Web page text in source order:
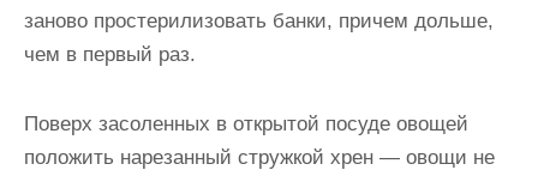
заново простерилизовать банки, причем дольше,
чем в первый раз.
Поверх засоленных в открытой посуде овощей
положить нарезанный стружкой хрен — овощи не